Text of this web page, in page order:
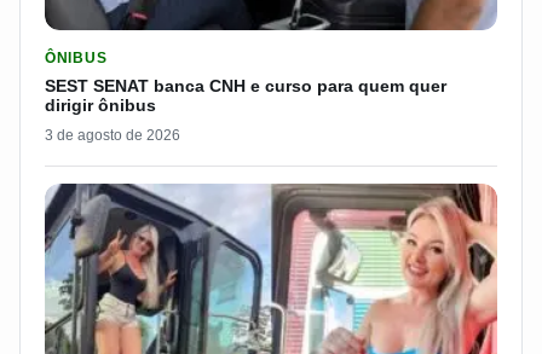
ÔNIBUS
SEST SENAT banca CNH e curso para quem quer
dirigir ônibus
3 de agosto de 2026